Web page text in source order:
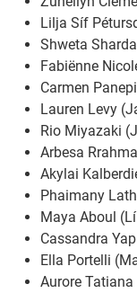
Lilja Síf
Shweta
Fabiënne
Carmen
Lauren Levy
Rio Miyazaki
Arbesa
Akylai
Phaimany
Maya Aboul
Cassandra
Ella Portelli
Aurore